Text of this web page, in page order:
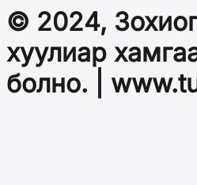
© 2024,
хуулиар
болно. |